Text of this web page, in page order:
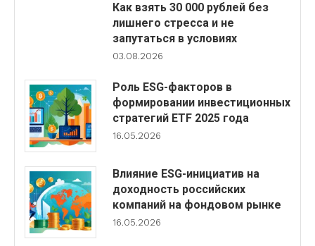
Как взять 30 000 рублей без
лишнего стресса и не
запутаться в условиях
03.08.2026
Роль ESG-факторов в
формировании инвестиционных
стратегий ETF 2025 года
16.05.2026
Влияние ESG-инициатив на
доходность российских
компаний на фондовом рынке
16.05.2026